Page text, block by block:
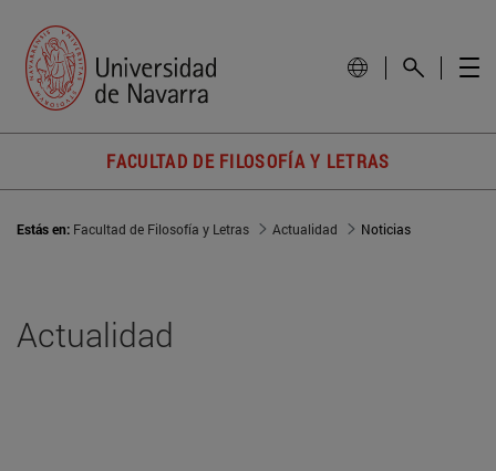
FACULTAD DE FILOSOFÍA Y LETRAS
Estás en: Facultad de Filosofía y Letras Actualidad Noticias
Actualidad